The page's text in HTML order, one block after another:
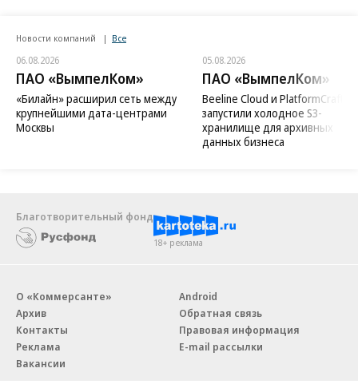
Новости компаний Все
06.08.2026
ПАО «ВымпелКом»
«Билайн» расширил сеть между
крупнейшими дата-центрами
Москвы
05.08.2026
ПАО «ВымпелКом»
Beeline Cloud и PlatformCraft
запустили холодное S3-
хранилище для архивных
данных бизнеса
Благотворительный фонд
18+ реклама
О «Коммерсанте»
Архив
Контакты
Реклама
Вакансии
Android
Обратная связь
Правовая информация
E-mail рассылки